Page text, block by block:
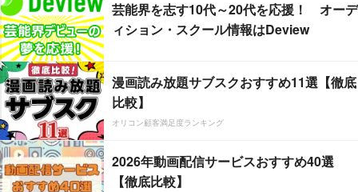
芸能界を志す10代～20代を応援！ オーデ
ィション・スクール情報はDeview
漫画読み放題サブスクおすすめ11選【徹底
比較】
オリコン顧客満足度ランキング
2026年動画配信サービスおすすめ40選
【徹底比較】